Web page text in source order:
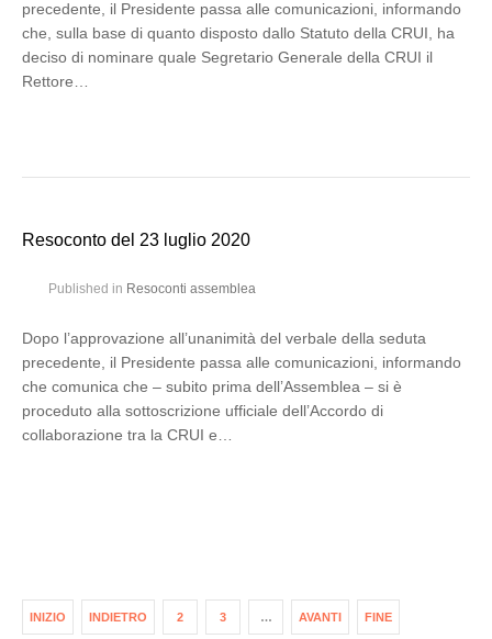
precedente, il Presidente passa alle comunicazioni, informando
che, sulla base di quanto disposto dallo Statuto della CRUI, ha
deciso di nominare quale Segretario Generale della CRUI il
Rettore…
Resoconto del 23 luglio 2020
Published in Resoconti assemblea
Dopo l’approvazione all’unanimità del verbale della seduta
precedente, il Presidente passa alle comunicazioni, informando
che comunica che – subito prima dell’Assemblea – si è
proceduto alla sottoscrizione ufficiale dell’Accordo di
collaborazione tra la CRUI e…
INIZIO INDIETRO 2 3 … AVANTI FINE